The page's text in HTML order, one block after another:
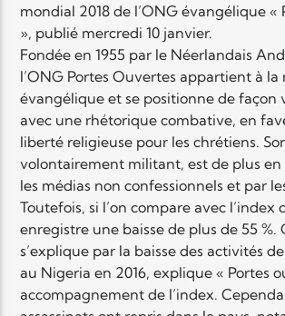
Elyon Kids
mondial 2018 de l’ONG évangélique «
», publié mercredi 10 janvier.
Fondée en 1955 par le Néerlandais
l’ONG Portes Ouvertes appartient à la
évangélique et se positionne de façon
avec une rhétorique combative, en
liberté religieuse pour les chrétiens.
volontairement militant, est de plus en
les médias non confessionnels et par
Toutefois, si l’on compare avec l’index
enregistre une baisse de plus de 55
s’explique par la baisse des activités
au Nigeria en 2016, explique « Portes
accompagnement de l’index.